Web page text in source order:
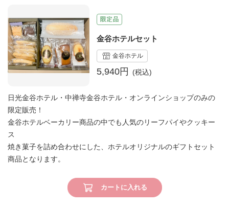
金谷ホテルセット
金谷ホテル
5,940円
日光金谷ホテル・中禅寺金谷ホテル・オンラインショップのみの
限定販売！
金谷ホテルベーカリー商品の中でも人気のリーフパイやクッキー
ス
焼き菓子を詰め合わせにした、ホテルオリジナルのギフトセット
商品となります。
カートに入れる